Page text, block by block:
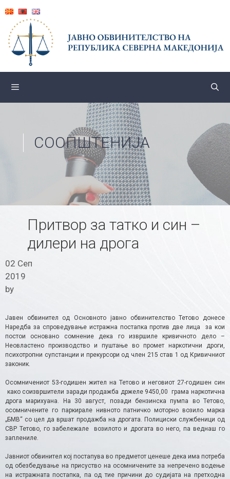
content
СООПШТЕНИЈА
Притвор за татко и син –
дилери на дрога
02 Сеп
2019
by
Јавен обвинител од Основното јавно обвинителство Тетово донесе
Наредба за спроведување истражна постапка против две лица за кои
постои основано сомнение дека го извршиле кривичното дело –
Неовластено производство и пуштање во промет наркотични дроги,
психотропни супстанции и прекурсори од член 215 став 1 од Кривичниот
законик.
Осомничениот 53-годишен жител на Тетово и неговиот 27-годишен син
како соизвршители заради продажба држеле 9450,00 грама наркотична
дрога марихуана. На 30 август, позади бензинска пумпа во Тетово,
осомничените го паркирале нивното патничко моторно возило марка
„БМВ“ со цел да вршат продажба на дрогата. Полициски службеници од
СВР Тетово, го забележале возилото и дрогата во него, па веднаш го
заплениле.
Јавниот обвинител кој постапува во предметот ценеше дека има потреба
од обезбедување на присуство на осомничените за непречено водење
на истражната постапка, па од тие причини до судијата на претходна